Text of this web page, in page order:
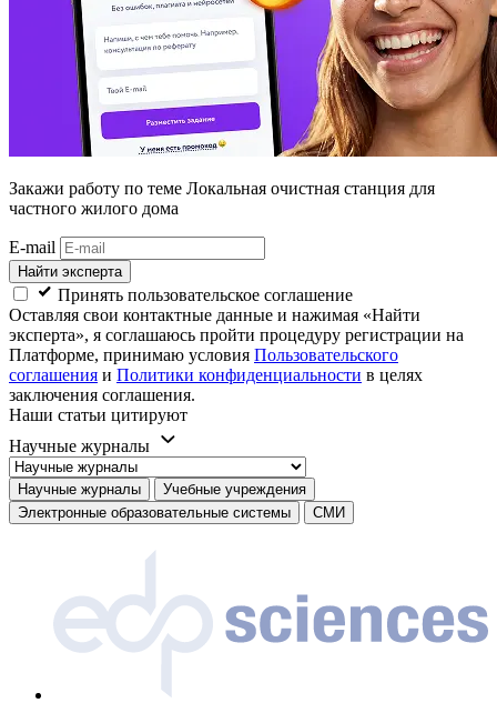
Закажи работу по теме Локальная очистная станция для
частного жилого дома
E-mail
Найти эксперта
Принять пользовательское соглашение
Оставляя свои контактные данные и нажимая «Найти
эксперта», я соглашаюсь пройти процедуру регистрации на
Платформе, принимаю условия Пользовательского
соглашения и Политики конфиденциальности в целях
заключения соглашения.
Наши статьи цитируют
Научные журналы
Научные журналы
Учебные учреждения
Электронные образовательные системы
СМИ